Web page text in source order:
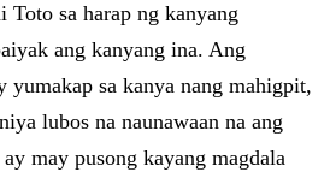
Toto sa harap ng kanyang
ang kanyang ina. Ang
yumakap sa kanya nang mahigpit,
lubos na naunawaan na ang
may pusong kayang magdala